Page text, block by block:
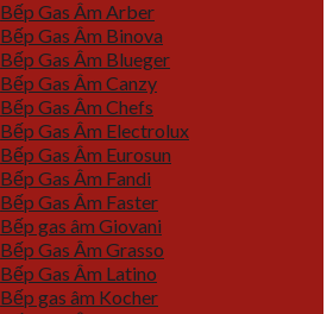
Bếp Gas Âm Arber
Bếp Gas Âm Binova
Bếp Gas Âm Blueger
Bếp Gas Âm Canzy
Bếp Gas Âm Chefs
Bếp Gas Âm Electrolux
Bếp Gas Âm Eurosun
Bếp Gas Âm Fandi
Bếp Gas Âm Faster
Bếp gas âm Giovani
Bếp Gas Âm Grasso
Bếp Gas Âm Latino
Bếp gas âm Kocher